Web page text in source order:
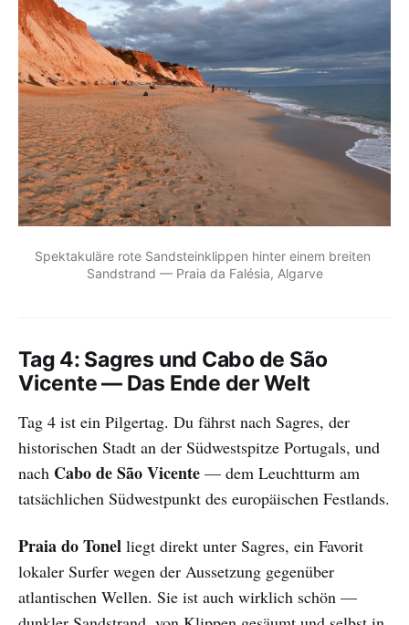
Spektakuläre rote Sandsteinklippen hinter einem breiten
Sandstrand — Praia da Falésia, Algarve
Tag 4: Sagres und Cabo de São
Vicente — Das Ende der Welt
Tag 4 ist ein Pilgertag. Du fährst nach Sagres, der
historischen Stadt an der Südwestspitze Portugals, und
nach Cabo de São Vicente — dem Leuchtturm am
tatsächlichen Südwestpunkt des europäischen Festlands.
Praia do Tonel liegt direkt unter Sagres, ein Favorit
lokaler Surfer wegen der Aussetzung gegenüber
atlantischen Wellen. Sie ist auch wirklich schön —